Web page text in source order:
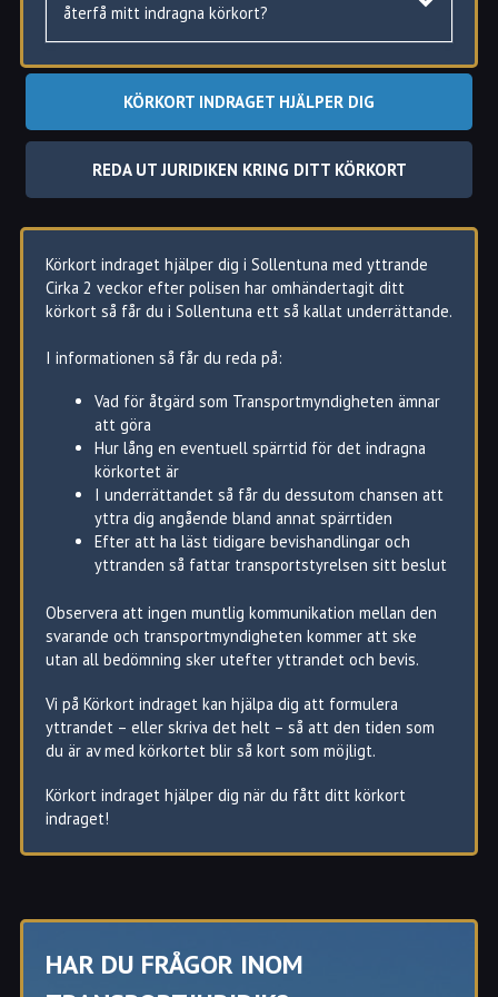
om körkortstillstånd för att sedan få köra igen.
återfå mitt indragna körkort?
kommun,
axplock
regionen,
axplock
Tureberg
Torg
Töjnan
Bagarby
Nytorp
Fågelsången
Malmvägen
Skälby
Sollentuna
Törnskogen
Helenelund
Vaxmora
Väsjö
Rotebro
Rotsunda
Kärrdal
Solna
Vallentuna
Jakobsberg
Kungsängen
Sundbyberg
Täby
KÖRKORT INDRAGET HJÄLPER DIG
REDA UT JURIDIKEN KRING DITT KÖRKORT
Körkort indraget hjälper dig i Sollentuna med yttrande
Cirka 2 veckor efter polisen har omhändertagit ditt
körkort så får du i Sollentuna ett så kallat underrättande.
I informationen så får du reda på:
Vad för åtgärd som Transportmyndigheten ämnar
att göra
Hur lång en eventuell spärrtid för det indragna
körkortet är
I underrättandet så får du dessutom chansen att
yttra dig angående bland annat spärrtiden
Efter att ha läst tidigare bevishandlingar och
yttranden så fattar transportstyrelsen sitt beslut
Observera att ingen muntlig kommunikation mellan den
svarande och transportmyndigheten kommer att ske
utan all bedömning sker utefter yttrandet och bevis.
Vi på Körkort indraget kan hjälpa dig att formulera
yttrandet – eller skriva det helt – så att den tiden som
du är av med körkortet blir så kort som möjligt.
Körkort indraget hjälper dig när du fått ditt körkort
indraget!
juridiken kring ditt körkort
HAR DU FRÅGOR INOM